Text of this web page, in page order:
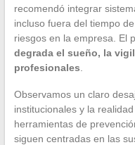
recomendó integrar
incluso fuera del tiempo
riesgos en la empresa. El
degrada el sueño, la
profesionales
Observamos un claro
institucionales y la
herramientas de
siguen centradas en las